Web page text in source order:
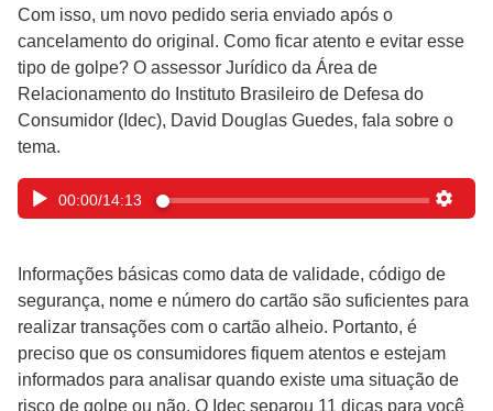
Com isso, um novo pedido seria enviado após o
cancelamento do original. Como ficar atento e evitar esse
tipo de golpe? O assessor Jurídico da Área de
Relacionamento do Instituto Brasileiro de Defesa do
Consumidor (Idec), David Douglas Guedes, fala sobre o
tema.
00:00/14:13
Informações básicas como data de validade, código de
segurança, nome e número do cartão são suficientes para
realizar transações com o cartão alheio. Portanto, é
preciso que os consumidores fiquem atentos e estejam
informados para analisar quando existe uma situação de
risco de golpe ou não. O Idec separou 11 dicas para você